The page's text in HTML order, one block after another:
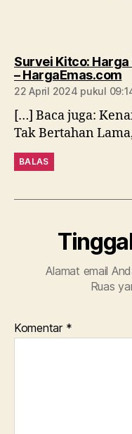
Survei Kitco: Harga
– HargaEmas.com
22 April 2024 pukul
[…] Baca juga:
Tak Bertahan
BALAS
Alamat email
Ruas
Komentar *